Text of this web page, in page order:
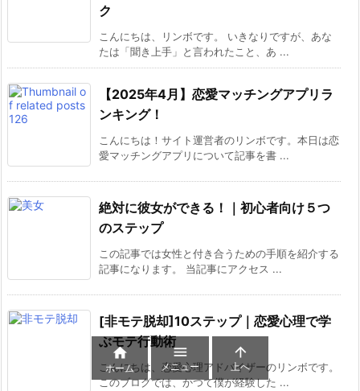
ク
こんにちは、リンボです。 いきなりですが、あな
たは「聞き上手」と言われたこと、あ ...
【2025年4月】恋愛マッチングアプリラ
ンキング！
こんにちは！サイト運営者のリンボです。本日は恋
愛マッチングアプリについて記事を書 ...
絶対に彼女ができる！｜初心者向け５つ
のステップ
この記事では女性と付き合うための手順を紹介する
記事になります。 当記事にアクセス ...
[非モテ脱却]10ステップ｜恋愛心理で学
ぶモテ行動術
こんにちは、恋愛心理アドバイザーのリンボです。
このブログでは、かつて僕が経験した ...

ホーム

メニュー

上へ